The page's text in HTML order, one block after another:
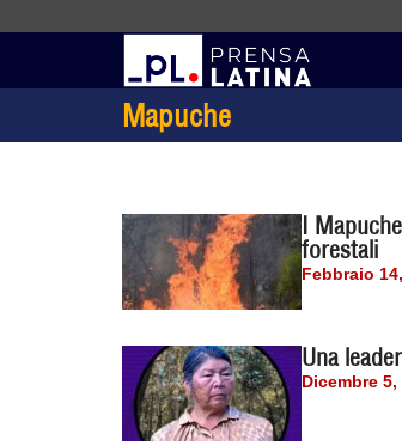
Mapuche
I
forestali
Febbraio
Una
Dicembre